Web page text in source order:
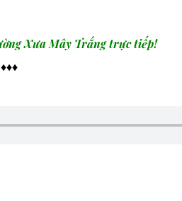
Xưa Mây Trắng trực tiếp!
♦♦♦